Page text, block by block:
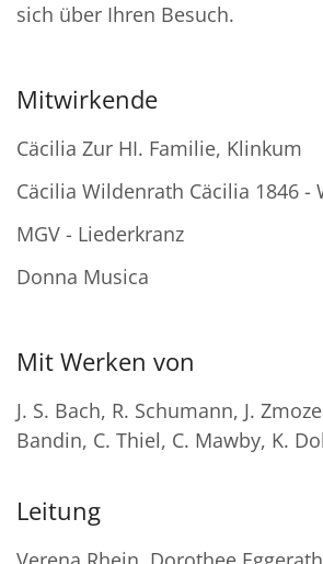
sich über Ihren Besuch.
Mitwirkende
Cäcilia Zur HI. Familie, Klinkum
Cäcilia Wildenrath Cäcilia 1846 -
MGV - Liederkranz
Donna Musica
Mit Werken von
J. S. Bach, R. Schumann, J.
Bandin, C. Thiel, C. Mawby, K.
Leitung